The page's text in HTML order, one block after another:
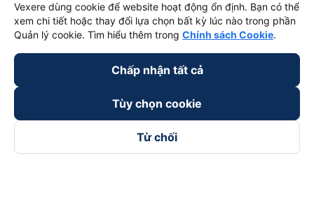
Vexere dùng cookie để website hoạt động ổn định. Bạn có thể
xem chi tiết hoặc thay đổi lựa chọn bất kỳ lúc nào trong phần
Quản lý cookie. Tìm hiểu thêm trong Chính sách Cookie.
Chấp nhận tất cả
Tùy chọn cookie
Từ chối